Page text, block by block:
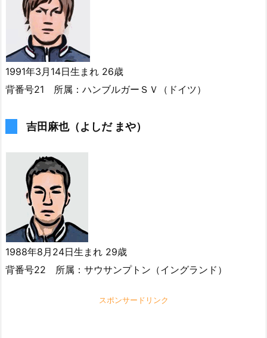
1991年3月14日生まれ 26歳
背番号21 所属：ハンブルガーＳＶ（ドイツ）
吉田麻也（よしだ まや）
1988年8月24日生まれ 29歳
背番号22 所属：サウサンプトン（イングランド）
スポンサードリンク